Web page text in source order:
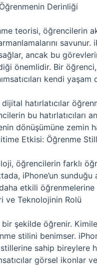
Derinliği
teorisi, öğrencilerin
savunur.
ancak bu
önemlidir. Bir
kendi
dijital hatırlatıcılar
bu hatırlatıcıları
dönüşümüne zemin
Etkisi: Öğrenme
öğrencilerin farklı
iPhone’un
etkili öğrenmelerine
ve Teknolojinin Rolü
bir şekilde öğrenir.
stilini benimser.
sahip bireylere
görsel ikonlar